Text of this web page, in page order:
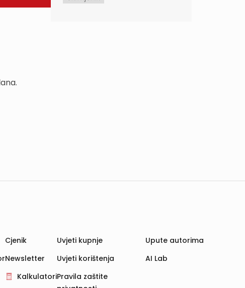
Cjenik
Newsletter
Kalkulatori
Uvjeti kupnje
Uvjeti korištenja
Pravila zaštite
Upute autorima
AI Lab